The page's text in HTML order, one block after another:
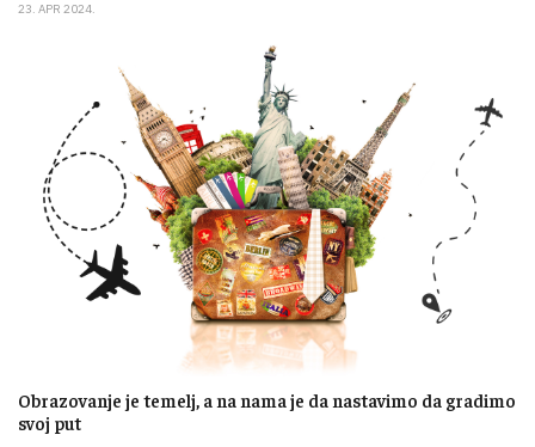
23. APR 2024.
Obrazovanje je temelj, a na nama je da nastavimo da gradimo
svoj put